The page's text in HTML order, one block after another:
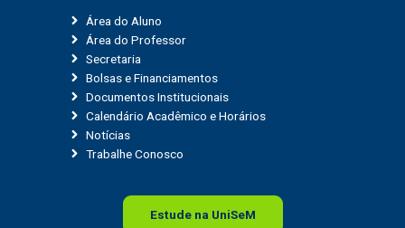
Área do Aluno
Área do Professor
Secretaria
Bolsas e Financiamentos
Documentos Institucionais
Calendário Acadêmico e Horários
Notícias
Trabalhe Conosco
Estude na UniSeM